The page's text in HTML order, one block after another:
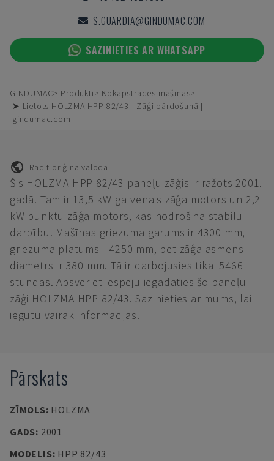
S.GUARDIA@GINDUMAC.COM
SAZINIETIES AR WHATSAPP
GINDUMAC Produkti
Kokapstrādes mašīnas
➤ Lietots HOLZMA HPP 82/43 - Zāģi pārdošanā |
gindumac.com
Rādīt oriģinālvalodā
Šis HOLZMA HPP 82/43 paneļu zāģis ir ražots 2001.
gadā. Tam ir 13,5 kW galvenais zāģa motors un 2,2
kW punktu zāģa motors, kas nodrošina stabilu
darbību. Mašīnas griezuma garums ir 4300 mm,
griezuma platums - 4250 mm, bet zāģa asmens
diametrs ir 380 mm. Tā ir darbojusies tikai 5466
stundas. Apsveriet iespēju iegādāties šo paneļu
zāģi HOLZMA HPP 82/43. Sazinieties ar mums, lai
iegūtu vairāk informācijas.
Pārskats
ZĪMOLS: HOLZMA
GADS: 2001
MODELIS: HPP 82/43